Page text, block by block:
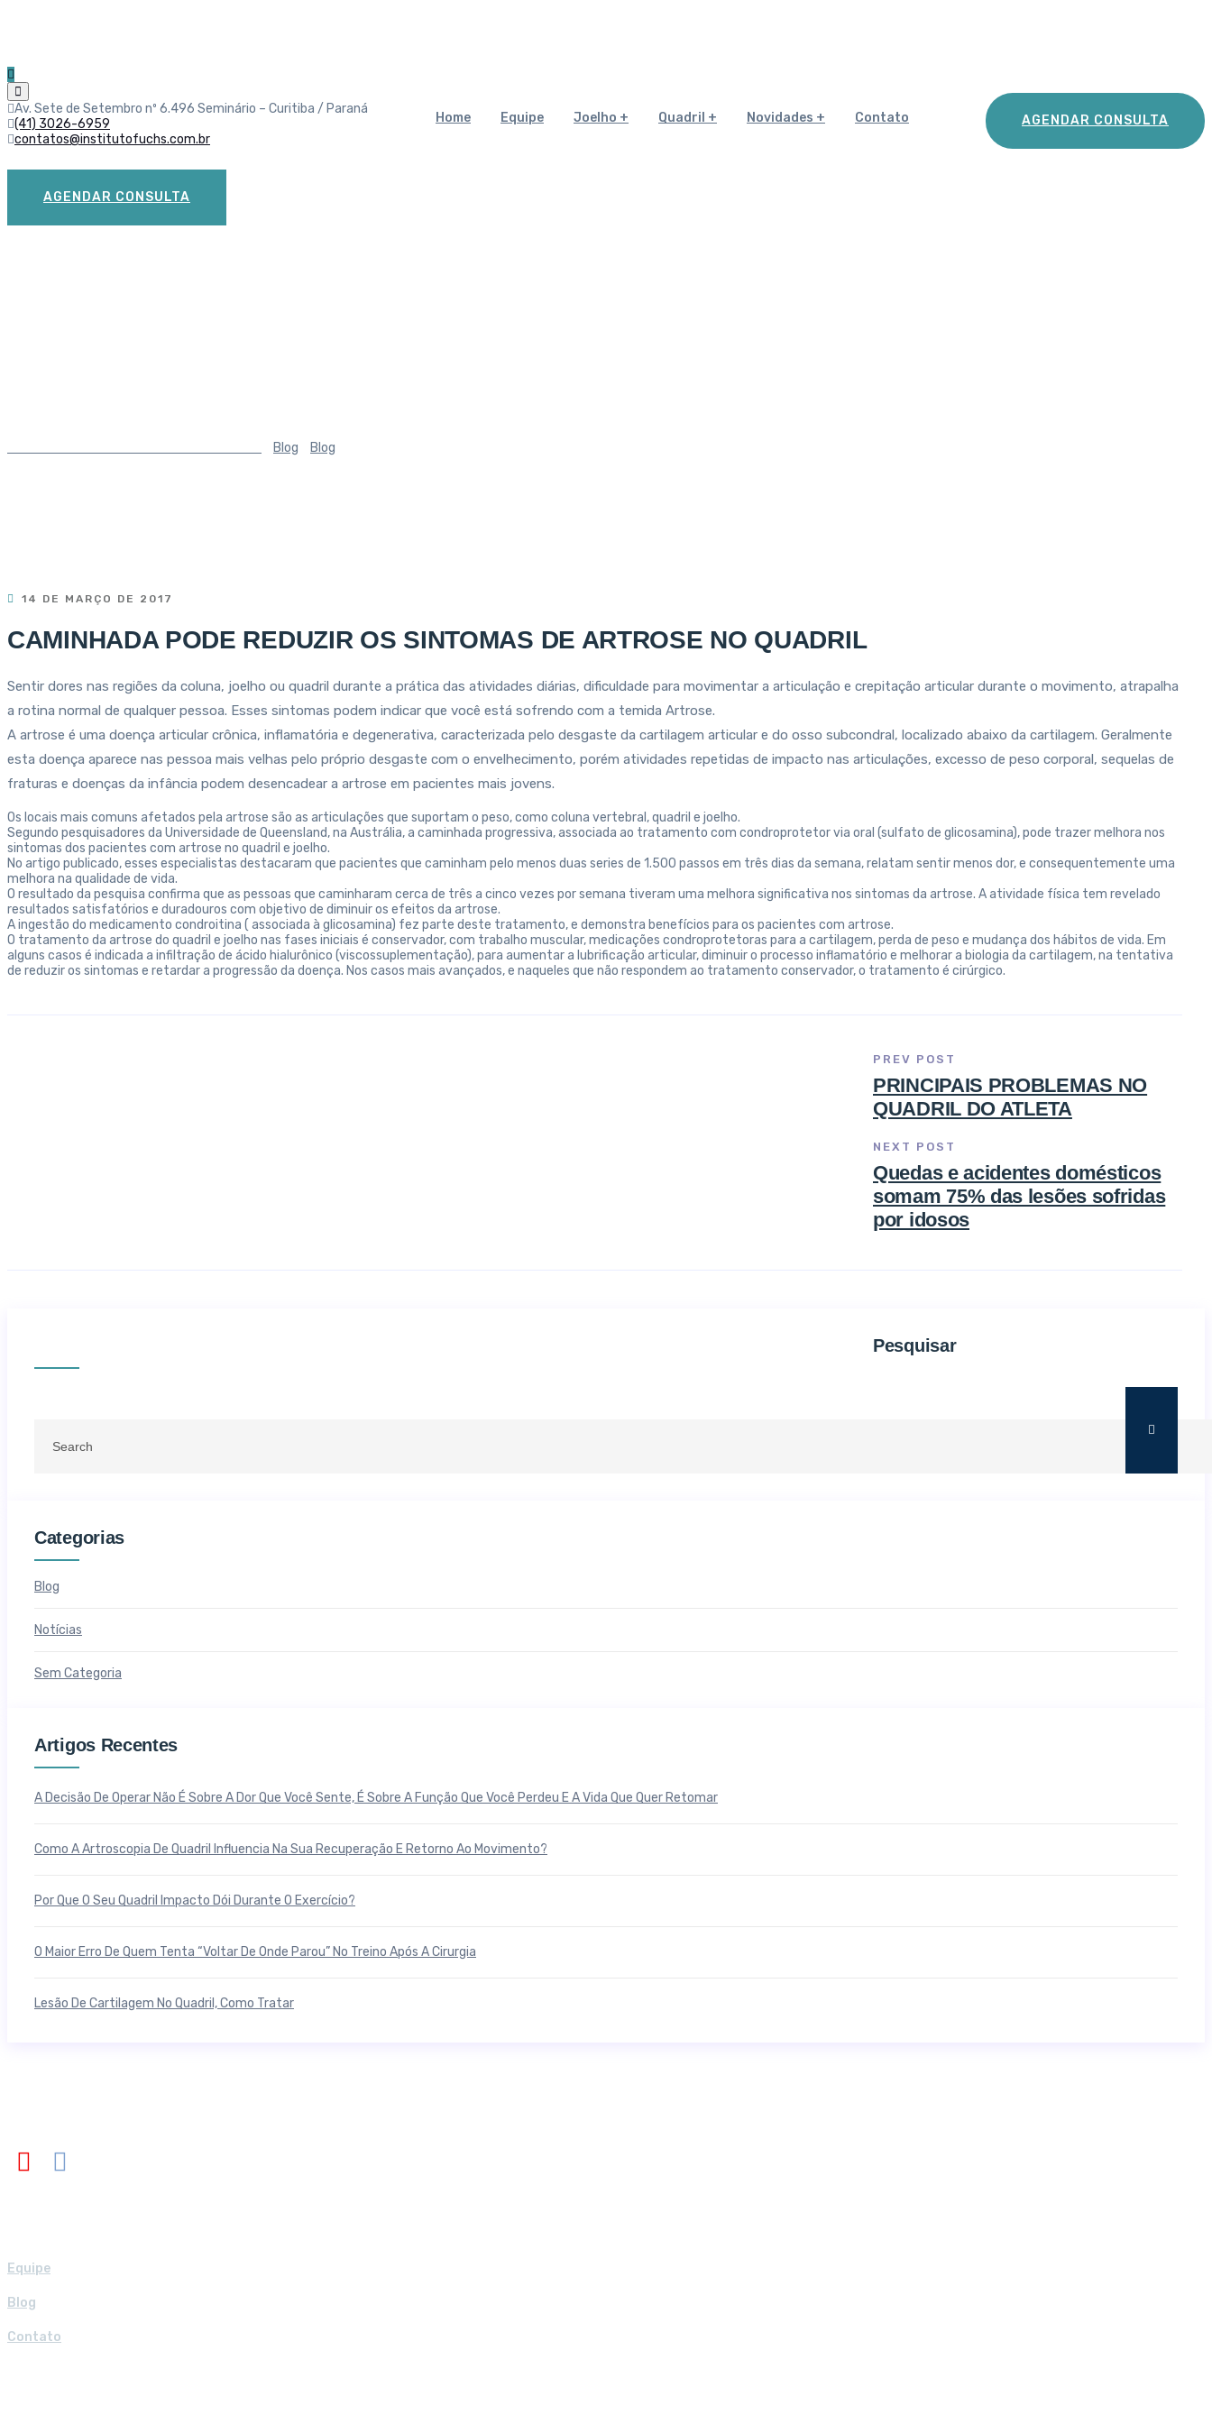
AGENDAR CONSULTA
Home Equipe Joelho Quadril Novidades Contato
Av. Sete de Setembro nº 6.496 Seminário – Curitiba / Paraná
(41) 3026-6959
contatos@institutofuchs.com.br
AGENDAR CONSULTA
Blog Blog
14 DE MARÇO DE 2017
CAMINHADA PODE REDUZIR OS SINTOMAS DE ARTROSE NO QUADRIL
Sentir dores nas regiões da coluna, joelho ou quadril durante a prática das atividades diárias, dificuldade para movimentar a articulação e crepitação articular durante o movimento, atrapalha
a rotina normal de qualquer pessoa. Esses sintomas podem indicar que você está sofrendo com a temida Artrose.
A artrose é uma doença articular crônica, inflamatória e degenerativa, caracterizada pelo desgaste da cartilagem articular e do osso subcondral, localizado abaixo da cartilagem. Geralmente
esta doença aparece nas pessoa mais velhas pelo próprio desgaste com o envelhecimento, porém atividades repetidas de impacto nas articulações, excesso de peso corporal, sequelas de
fraturas e doenças da infância podem desencadear a artrose em pacientes mais jovens.
Os locais mais comuns afetados pela artrose são as articulações que suportam o peso, como coluna vertebral, quadril e joelho.
Segundo pesquisadores da Universidade de Queensland, na Austrália, a caminhada progressiva, associada ao tratamento com condroprotetor via oral (sulfato de glicosamina), pode trazer melhora nos
sintomas dos pacientes com artrose no quadril e joelho.
No artigo publicado, esses especialistas destacaram que pacientes que caminham pelo menos duas series de 1.500 passos em três dias da semana, relatam sentir menos dor, e consequentemente uma
melhora na qualidade de vida.
O resultado da pesquisa confirma que as pessoas que caminharam cerca de três a cinco vezes por semana tiveram uma melhora significativa nos sintomas da artrose. A atividade física tem revelado
resultados satisfatórios e duradouros com objetivo de diminuir os efeitos da artrose.
A ingestão do medicamento condroitina ( associada à glicosamina) fez parte deste tratamento, e demonstra benefícios para os pacientes com artrose.
O tratamento da artrose do quadril e joelho nas fases iniciais é conservador, com trabalho muscular, medicações condroprotetoras para a cartilagem, perda de peso e mudança dos hábitos de vida. Em
alguns casos é indicada a infiltração de ácido hialurônico (viscossuplementação), para aumentar a lubrificação articular, diminuir o processo inflamatório e melhorar a biologia da cartilagem, na tentativa
de reduzir os sintomas e retardar a progressão da doença. Nos casos mais avançados, e naqueles que não respondem ao tratamento conservador, o tratamento é cirúrgico.
PREV POST
PRINCIPAIS PROBLEMAS NO
QUADRIL DO ATLETA
NEXT POST
Quedas e acidentes domésticos
somam 75% das lesões sofridas
por idosos
Pesquisar
Categorias
Blog
Notícias
Sem Categoria
Artigos Recentes
A Decisão De Operar Não É Sobre A Dor Que Você Sente, É Sobre A Função Que Você Perdeu E A Vida Que Quer Retomar
Como A Artroscopia De Quadril Influencia Na Sua Recuperação E Retorno Ao Movimento?
Por Que O Seu Quadril Impacto Dói Durante O Exercício?
O Maior Erro De Quem Tenta “voltar De Onde Parou” No Treino Após A Cirurgia
Lesão De Cartilagem No Quadril, Como Tratar
Equipe
Blog
Contato